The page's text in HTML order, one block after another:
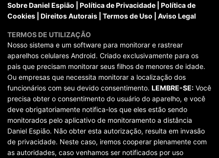
Sobre Daniel Espião Política de Privacidade
Política de
Cookies
Direitos Autorais Termos de Uso Aviso Legal
TERMOS DE UTILIZAÇÃO
Nosso sistema e um software para monitorar e rastrear
aparelhos celulares Android. Criado exclusivamente para os
pais que precisam monitorar seus filhos de menores de idade.
Ou empresas que necessita monitorar a localização dos
funcionários com seu devido consentimento. LEMBRE-SE: Você
precisa obter o consentimento do usuário do aparelho, e você
deve obrigatoriamente notifica-los que eles estão sendo
monitorados pelo aplicativo de monitoramento a distância
Daniel Espião. Não obter esta autorização, resulta em invasão
de privacidade. Neste caso, iremos cooperar plenamente com
as autoridades, caso venhamos ser notificados por uso